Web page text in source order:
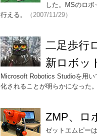
した。MSのロ
行える。
（2007/11/29）
二足歩行
新ロボッ
Microsoft Robotics Studioを用
化されることが明らかになった。
ZMP、ロ
ゼットエムピー